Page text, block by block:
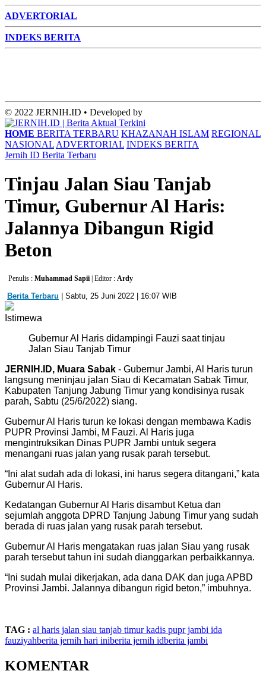
ADVERTORIAL
INDEKS BERITA
© 2022 JERNIH.ID • Developed by
HOME BERITA TERBARU KHAZANAH ISLAM REGIONAL
NASIONAL ADVERTORIAL INDEKS BERITA
Jernih ID Berita Terbaru
Tinjau Jalan Siau Tanjab
Timur, Gubernur Al Haris:
Jalannya Dibangun Rigid
Beton
Penulis : Muhammad Sapii | Editor : Ardy
Berita Terbaru | Sabtu, 25 Juni 2022 | 16:07 WIB
Istimewa
Gubernur Al Haris didampingi Fauzi saat tinjau
Jalan Siau Tanjab Timur
JERNIH.ID, Muara Sabak - Gubernur Jambi, Al Haris turun
langsung meninjau jalan Siau di Kecamatan Sabak Timur,
Kabupaten Tanjung Jabung Timur yang kondisinya rusak
parah, Sabtu (25/6/2022) siang.
Gubernur Al Haris turun ke lokasi dengan membawa Kadis
PUPR Provinsi Jambi, M Fauzi. Al Haris juga
mengintruksikan Dinas PUPR Jambi untuk segera
menangani ruas jalan yang rusak parah tersebut.
“Ini alat sudah ada di lokasi, ini harus segera ditangani,” kata
Gubernur Al Haris.
Kedatangan Gubernur Al Haris disambut Ketua dan
sejumlah anggota DPRD Tanjung Jabung Timur yang sudah
berada di ruas jalan yang rusak parah tersebut.
Gubernur Al Haris mengatakan ruas jalan Siau yang rusak
parah tersebut tahun ini sudah dianggarkan perbaikkannya.
“Ini sudah mulai dikerjakan, ada dana DAK dan juga APBD
Provinsi Jambi. Jalannya dibangun rigid beton,” imbuhnya.
TAG : al haris jalan siau tanjab timurkadis pupr jambi ida
fauziyahberita jernih hari iniberita jernih idberita jambi
KOMENTAR